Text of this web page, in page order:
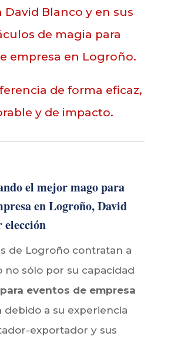
David Blanco y en sus
de magia para
empresa en Logroño.
de forma eficaz,
y de impacto.
el mejor mago para
en Logroño, David
elección
de Logroño contratan a
no sólo por su capacidad
eventos de empresa
debido a su experiencia
exportador y sus